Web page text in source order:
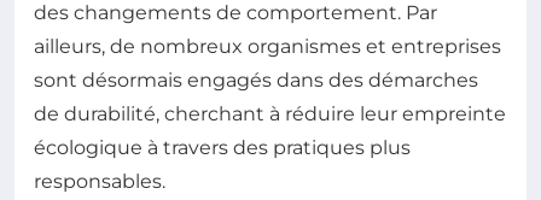
des changements de comportement. Par
ailleurs, de nombreux organismes et entreprises
sont désormais engagés dans des démarches
de durabilité, cherchant à réduire leur empreinte
écologique à travers des pratiques plus
responsables.